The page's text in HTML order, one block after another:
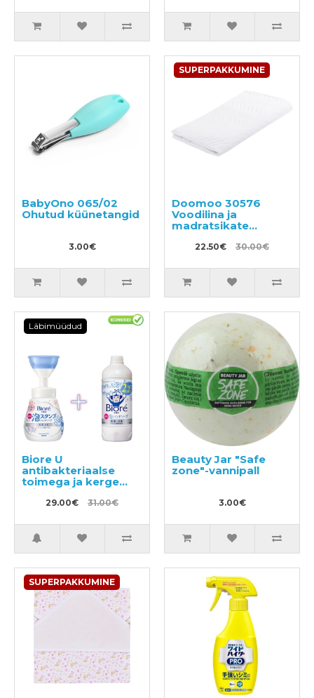
BabyOno 065/02
Ohutud küünetangid
3.00€
SUPERPAKKUMINE
Doomoo 30576
Voodilina ja
madratsikate
22.50€ 30.00€
Läbimüüdud
Biore U
antibakteriaalse
toimega ja kerge
tsitruselise lõhnaga
vedel käteseep-vaht
430ml
29.00€ 31.00€
Beauty Jar "Safe
zone"-vannipall
3.00€
SUPERPAKKUMINE